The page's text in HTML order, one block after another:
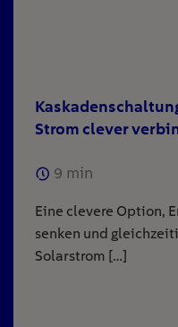
Strom clever
9 min
Eine clevere Option,
senken und
Solarstrom […]